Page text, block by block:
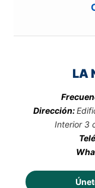
LA
Dirección:
Interior 3